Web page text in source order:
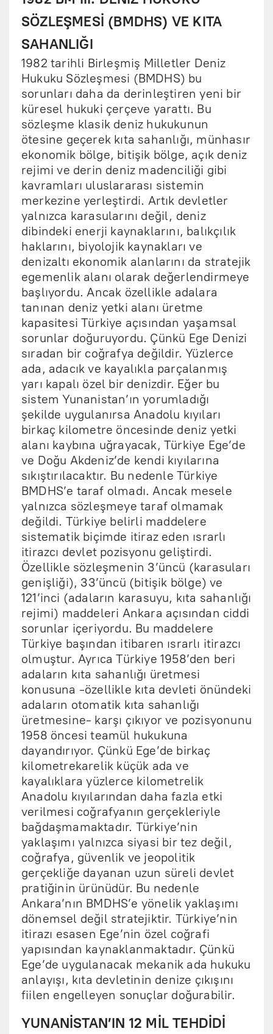
SÖZLEŞMESİ (BMDHS) VE KITA
SAHANLIĞI
1982 tarihli Birleşmiş Milletler Deniz
Hukuku Sözleşmesi (BMDHS) bu
sorunları daha da derinleştiren yeni bir
küresel hukuki çerçeve yarattı. Bu
sözleşme klasik deniz hukukunun
ötesine geçerek kıta sahanlığı, münhasır
ekonomik bölge, bitişik bölge, açık deniz
rejimi ve derin deniz madenciliği gibi
kavramları uluslararası sistemin
merkezine yerleştirdi. Artık devletler
yalnızca karasularını değil, deniz
dibindeki enerji kaynaklarını, balıkçılık
haklarını, biyolojik kaynakları ve
denizaltı ekonomik alanlarını da stratejik
egemenlik alanı olarak değerlendirmeye
başlıyordu. Ancak özellikle adalara
tanınan deniz yetki alanı üretme
kapasitesi Türkiye açısından yaşamsal
sorunlar doğuruyordu. Çünkü Ege Denizi
sıradan bir coğrafya değildir. Yüzlerce
ada, adacık ve kayalıkla parçalanmış
yarı kapalı özel bir denizdir. Eğer bu
sistem Yunanistan’ın yorumladığı
şekilde uygulanırsa Anadolu kıyıları
birkaç kilometre öncesinde deniz yetki
alanı kaybına uğrayacak, Türkiye Ege’de
ve Doğu Akdeniz’de kendi kıyılarına
sıkıştırılacaktır. Bu nedenle Türkiye
BMDHS’e taraf olmadı. Ancak mesele
yalnızca sözleşmeye taraf olmamak
değildi. Türkiye belirli maddelere
sistematik biçimde itiraz eden ısrarlı
itirazcı devlet pozisyonu geliştirdi.
Özellikle sözleşmenin 3’üncü (karasuları
genişliği), 33’üncü (bitişik bölge) ve
121’inci (adaların karasuyu, kıta sahanlığı
rejimi) maddeleri Ankara açısından ciddi
sorunlar içeriyordu. Bu maddelere
Türkiye başından itibaren ısrarlı itirazcı
olmuştur. Ayrıca Türkiye 1958’den beri
adaların kıta sahanlığı üretmesi
konusuna -özellikle kıta devleti önündeki
adaların otomatik kıta sahanlığı
üretmesine- karşı çıkıyor ve pozisyonunu
1958 öncesi teamül hukukuna
dayandırıyor. Çünkü Ege’de birkaç
kilometrekarelik küçük ada ve
kayalıklara yüzlerce kilometrelik
Anadolu kıyılarından daha fazla etki
verilmesi coğrafyanın gerçekleriyle
bağdaşmamaktadır. Türkiye’nin
yaklaşımı yalnızca siyasi bir tez değil,
coğrafya, güvenlik ve jeopolitik
gerçekliğe dayanan uzun süreli devlet
pratiğinin ürünüdür. Bu nedenle
Ankara’nın BMDHS’e yönelik yaklaşımı
dönemsel değil stratejiktir. Türkiye’nin
itirazı esasen Ege’nin özel coğrafi
yapısından kaynaklanmaktadır. Çünkü
Ege’de uygulanacak mekanik ada hukuku
anlayışı, kıta devletinin denize çıkışını
fiilen engelleyen sonuçlar doğurabilir.
YUNANİSTAN’IN 12 MİL TEHDİDİ